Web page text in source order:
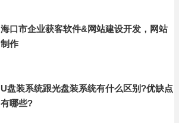
海口市企业获客软件&网站建设开发，网站
制作
U盘装系统跟光盘装系统有什么区别?优缺点
有哪些?